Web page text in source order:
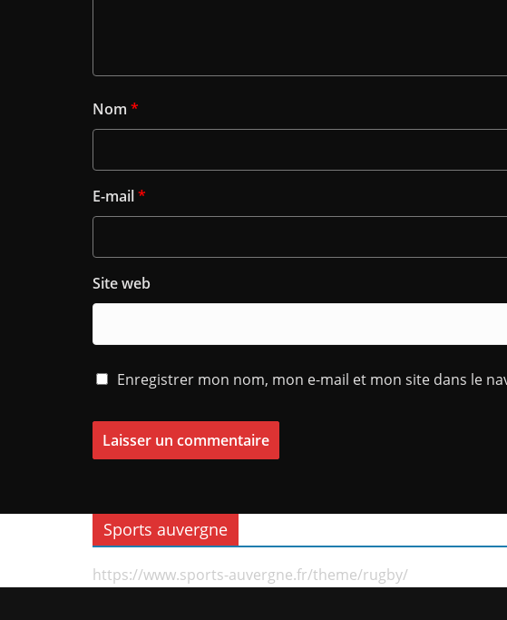
Nom *
E-mail*
Site web
Enregistrer mon nom, mon e-mail et mon site dans le
Sports auvergne
https://www.sports-auvergne.fr/theme/rugby/